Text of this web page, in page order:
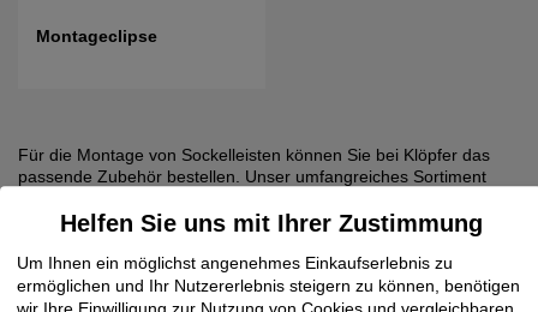
Montageclipse
Für die Montage von Sockelleisten können Sie bei Klöpfer das
passende Zubehör bestellen. Unser umfangreiches Sortiment
Eckhölzer und Kappen für Innen- und Außenecken von
Sockelleisten.
Helfen Sie uns mit Ihrer Zustimmung
Um Ihnen ein möglichst angenehmes Einkaufserlebnis zu
ermöglichen und Ihr Nutzererlebnis steigern zu können, benötigen
wir Ihre Einwilligung zur Nutzung von Cookies und vergleichbaren